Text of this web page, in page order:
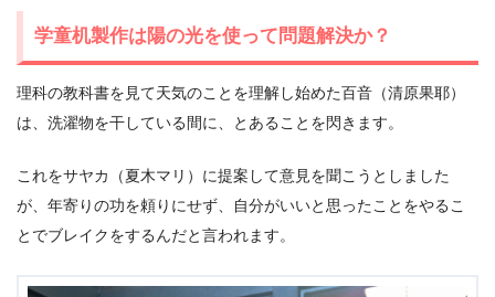
学童机製作は陽の光を使って問題解決か？
理科の教科書を見て天気のことを理解し始めた百音（清原果耶）
は、洗濯物を干している間に、とあることを閃きます。
これをサヤカ（夏木マリ）に提案して意見を聞こうとしました
が、年寄りの功を頼りにせず、自分がいいと思ったことをやるこ
とでブレイクをするんだと言われます。